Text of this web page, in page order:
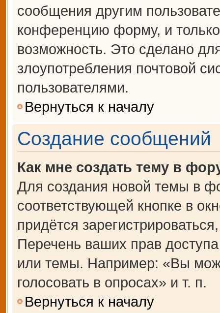
сообщения другим
конференцию форму, и
возможность. Это сделано
злоупотребления почтовой
пользователями.
Вернуться к началу
Создание сообщений
Как мне создать тему в
Для создания новой темы в
соответствующей кнопке в
придётся
Перечень ваших прав
или темы. Например: «Вы
голосовать в опросах» и т. п.
Вернуться к началу